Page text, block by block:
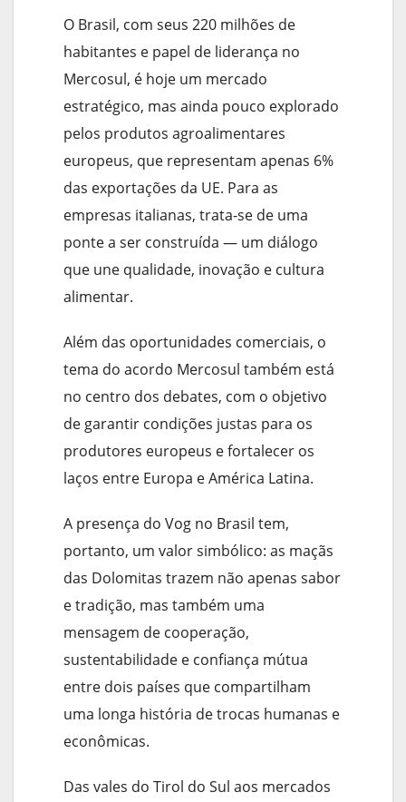
O Brasil, com seus 220 milhões de
habitantes e papel de liderança no
Mercosul, é hoje um mercado
estratégico, mas ainda pouco explorado
pelos produtos agroalimentares
europeus, que representam apenas 6%
das exportações da UE. Para as
empresas italianas, trata-se de uma
ponte a ser construída — um diálogo
que une qualidade, inovação e cultura
alimentar.
Além das oportunidades comerciais, o
tema do acordo Mercosul também está
no centro dos debates, com o objetivo
de garantir condições justas para os
produtores europeus e fortalecer os
laços entre Europa e América Latina.
A presença do Vog no Brasil tem,
portanto, um valor simbólico: as maçãs
das Dolomitas trazem não apenas sabor
e tradição, mas também uma
mensagem de cooperação,
sustentabilidade e confiança mútua
entre dois países que compartilham
uma longa história de trocas humanas e
econômicas.
Das vales do Tirol do Sul aos mercados